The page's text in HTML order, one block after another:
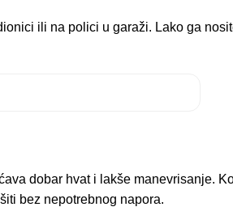
ili na polici u garaži. Lako ga
dobar hvat i lakše manevrisanje.
bez nepotrebnog napora.